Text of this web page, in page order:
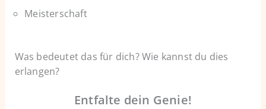
Meisterschaft
Was bedeutet das für dich? Wie kannst du dies
erlangen?
Entfalte dein Genie!